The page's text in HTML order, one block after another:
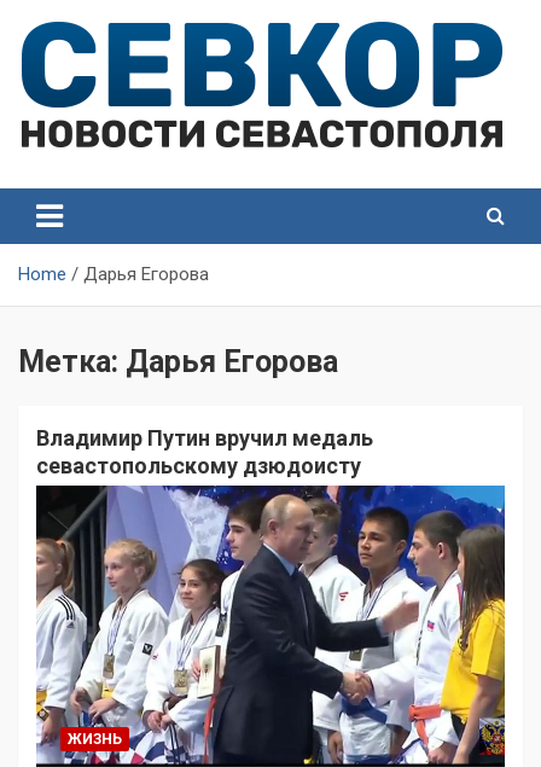
content
Севастополя
Севастополя
Home Дарья Егорова
Метка: Дарья Егорова
Владимир Путин вручил медаль
севастопольскому дзюдоисту
ЖИЗНЬ